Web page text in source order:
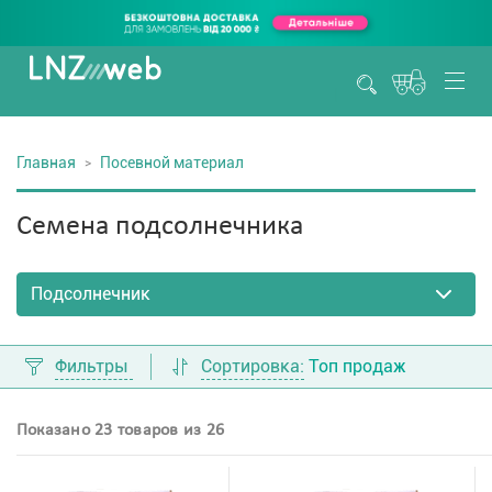
Главная Посевной материал
Семена подсолнечника
Фильтры Сортировка: Топ продаж
Показано 23 товаров из 26